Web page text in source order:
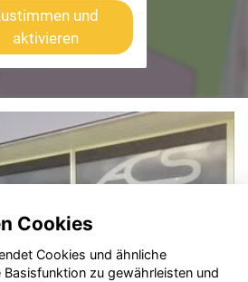
und
aktivieren
Cookies
Cookies und ähnliche
zu gewährleisten und